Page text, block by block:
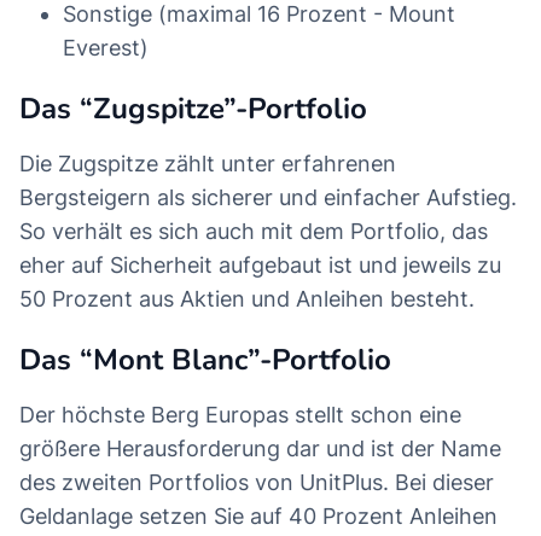
Sonstige (maximal 16 Prozent - Mount
Everest)
Das “Zugspitze”-Portfolio
Die Zugspitze zählt unter erfahrenen
Bergsteigern als sicherer und einfacher Aufstieg.
So verhält es sich auch mit dem Portfolio, das
eher auf Sicherheit aufgebaut ist und jeweils zu
50 Prozent aus Aktien und Anleihen besteht.
Das “Mont Blanc”-Portfolio
Der höchste Berg Europas stellt schon eine
größere Herausforderung dar und ist der Name
des zweiten Portfolios von UnitPlus. Bei dieser
Geldanlage setzen Sie auf 40 Prozent Anleihen